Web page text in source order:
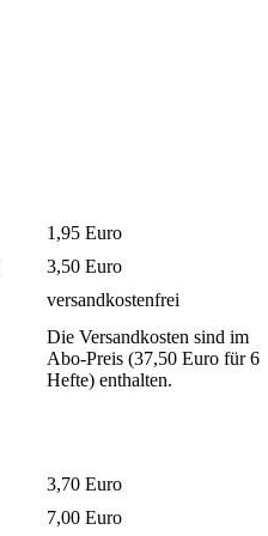
1,95 Euro
3,50 Euro
versandkostenfrei
Die Versandkosten sind im
Abo-Preis (37,50 Euro für 6
Hefte) enthalten.
3,70 Euro
7,00 Euro